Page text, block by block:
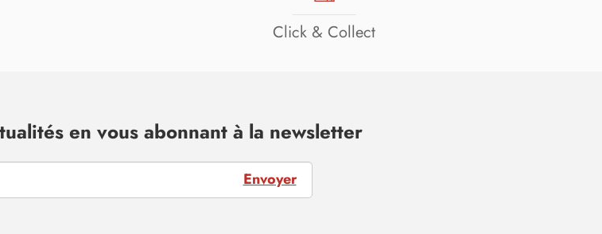
Click & Collect
en vous abonnant à la newsletter
Envoyer